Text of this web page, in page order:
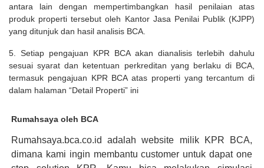
antara lain dengan mempertimbangkan hasil penilaian atas
produk properti tersebut oleh Kantor Jasa Penilai Publik (KJPP)
yang ditunjuk dan hasil analisis BCA.
5. Setiap pengajuan KPR BCA akan dianalisis terlebih dahulu
sesuai syarat dan ketentuan perkreditan yang berlaku di BCA,
termasuk pengajuan KPR BCA atas properti yang tercantum di
dalam halaman “Detail Properti” ini
Rumahsaya oleh BCA
Rumahsaya.bca.co.id adalah website milik KPR BCA,
dimana kami ingin membantu customer untuk dapat one